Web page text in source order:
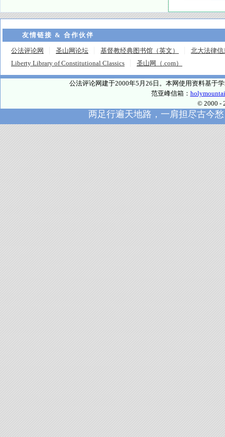
友情链接 & 合作伙伴
公法评论网 圣山网论坛 基督教经典图书馆（英文）
北大法律信
Liberty Library of Constitutional Classics
圣山网（.com）
公法评论网建于2000年5月26日。本网使用资料基于
范亚峰信箱：
© 2000 -
两足行遍天地路，一肩担尽古今